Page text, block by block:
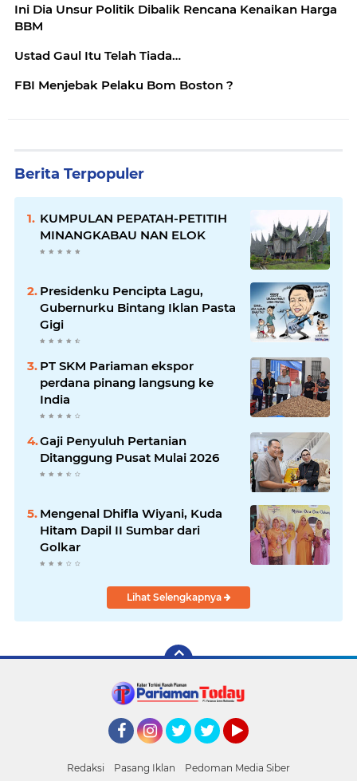
Ini Dia Unsur Politik Dibalik Rencana Kenaikan Harga
BBM
Ustad Gaul Itu Telah Tiada…
FBI Menjebak Pelaku Bom Boston ?
Berita Terpopuler
KUMPULAN PEPATAH-PETITIH
MINANGKABAU NAN ELOK
Presidenku Pencipta Lagu,
Gubernurku Bintang Iklan Pasta
Gigi
PT SKM Pariaman ekspor
perdana pinang langsung ke
India
Gaji Penyuluh Pertanian
Ditanggung Pusat Mulai 2026
Mengenal Dhifla Wiyani, Kuda
Hitam Dapil II Sumbar dari
Golkar
Lihat Selengkapnya
Redaksi Pasang Iklan Pedoman Media Siber